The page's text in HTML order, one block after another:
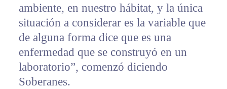
ambiente, en nuestro hábitat, y la única
situación a considerar es la variable que
de alguna forma dice que es una
enfermedad que se construyó en un
laboratorio”, comenzó diciendo
Soberanes.